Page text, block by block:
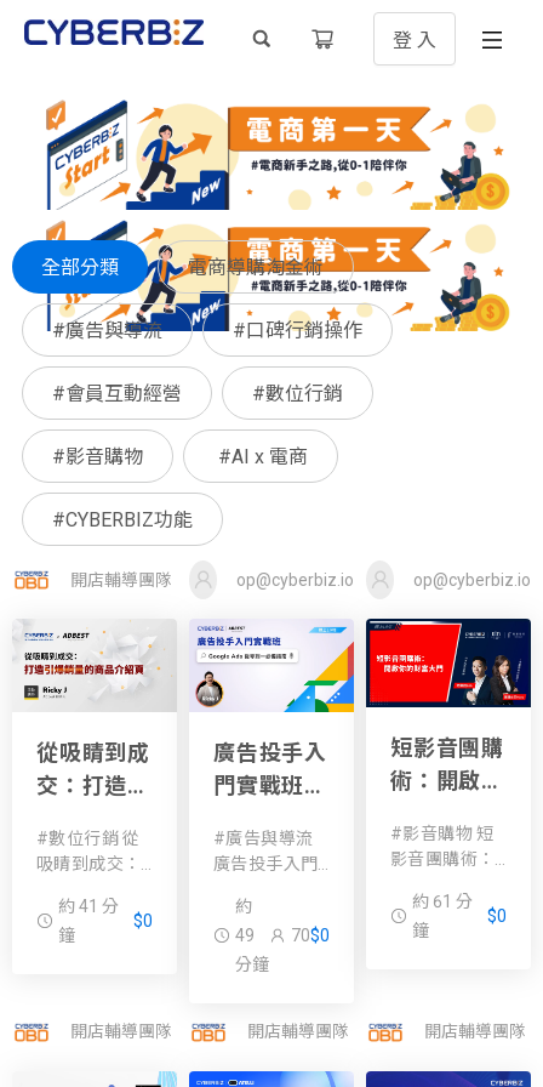
登 入
全部分類 電商導購淘金術
#廣告與導流 #口碑行銷操作
#會員互動經營 #數位行銷
#影音購物 #AI x 電商
#CYBERBIZ功能
開店輔導團隊
從吸睛到成
交：打造引
品介紹頁
#數位行銷 從
吸睛到成交：
的商品介紹頁
掌握商品介紹
為銷售機會！
$0
約 41 分
鐘
op@cyberbiz.io
廣告投手入
門實戰班｜
Ads 從零到
(初階)
#廣告與導流
廣告投手入門
Google Ads 從
零到一必備指
南(初階) 投放
定自己下的廣
告是否有效？
$0
約
49
分鐘
70
op@cyberbiz.io
短影音團購
術：開啟你
#影音購物 短
影音團購術：
大門 ✨本場次
特邀✨ 千位團
音教練▶︎老獅
$0
約 61 分
鐘
開店輔導團隊 開店輔導團隊 開店輔導團隊